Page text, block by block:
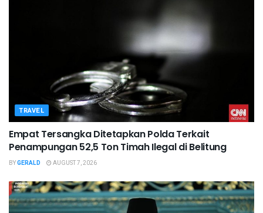
TRAVEL
Empat Tersangka Ditetapkan Polda Terkait
Penampungan 52,5 Ton Timah Ilegal di Belitung
BYGERALD AUGUST 7, 2026